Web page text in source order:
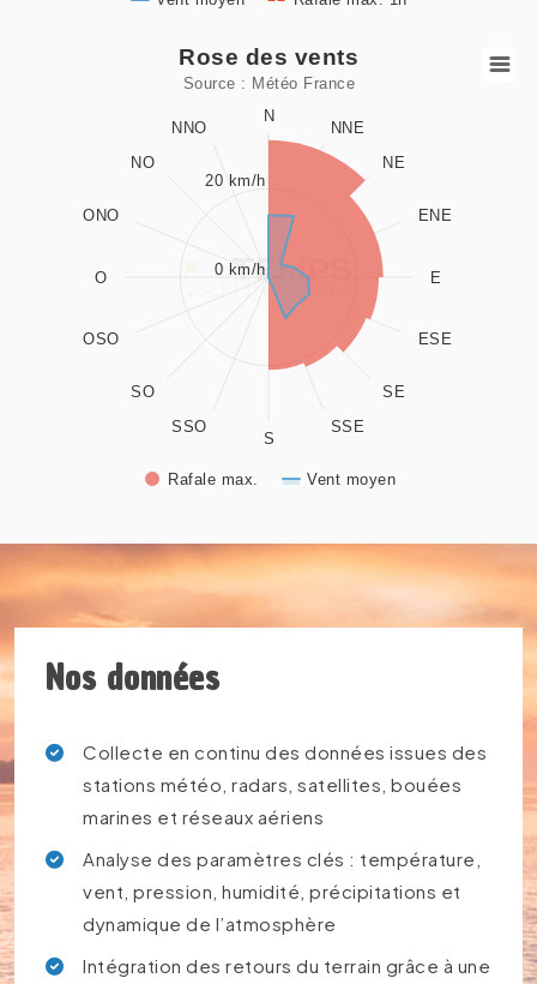
End of interactive chart.
Source : Météo France
View as data table, Rose des vents
The chart has 1 X axis displaying values. Data ranges from
The chart has 1 Y axis displaying values. Data ranges from
Rose des vents
Source : Météo France
Rafale max. Vent moyen
N
NNE
NE
ENE
E
ESE
SE
SSE
S
SSO
SO
OSO
O
ONO
NO
NNO
0 km/h
20 km/h
Nos données
Collecte en continu des données issues des
stations météo, radars, satellites, bouées
marines et réseaux aériens
Analyse des paramètres clés : température,
vent, pression, humidité, précipitations et
dynamique de l’atmosphère
Intégration des retours du terrain grâce à une